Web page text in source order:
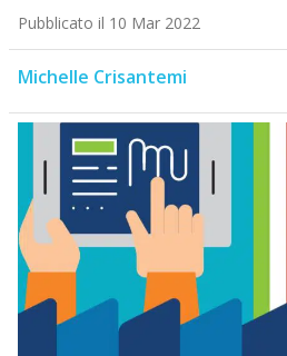
Pubblicato il 10 Mar 2022
Michelle Crisantemi